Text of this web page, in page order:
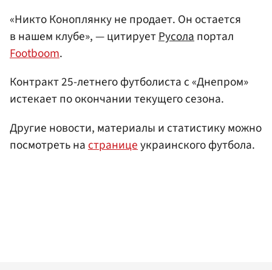
«Никто Коноплянку не продает. Он остается
в нашем клубе», — цитируетРусолапортал
Footboom.
Контракт 25-летнего футболиста с «Днепром»
истекает по окончании текущего сезона.
Другие новости, материалы и статистику можно
посмотреть на страницеукраинского футбола.